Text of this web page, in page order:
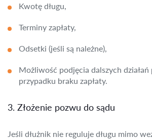
Kwotę długu,
Terminy zapłaty,
Odsetki (jeśli są należne),
Możliwość podjęcia dalszych
przypadku braku zapłaty.
3. Złożenie pozwu do sądu
Jeśli dłużnik nie reguluje długu mimo